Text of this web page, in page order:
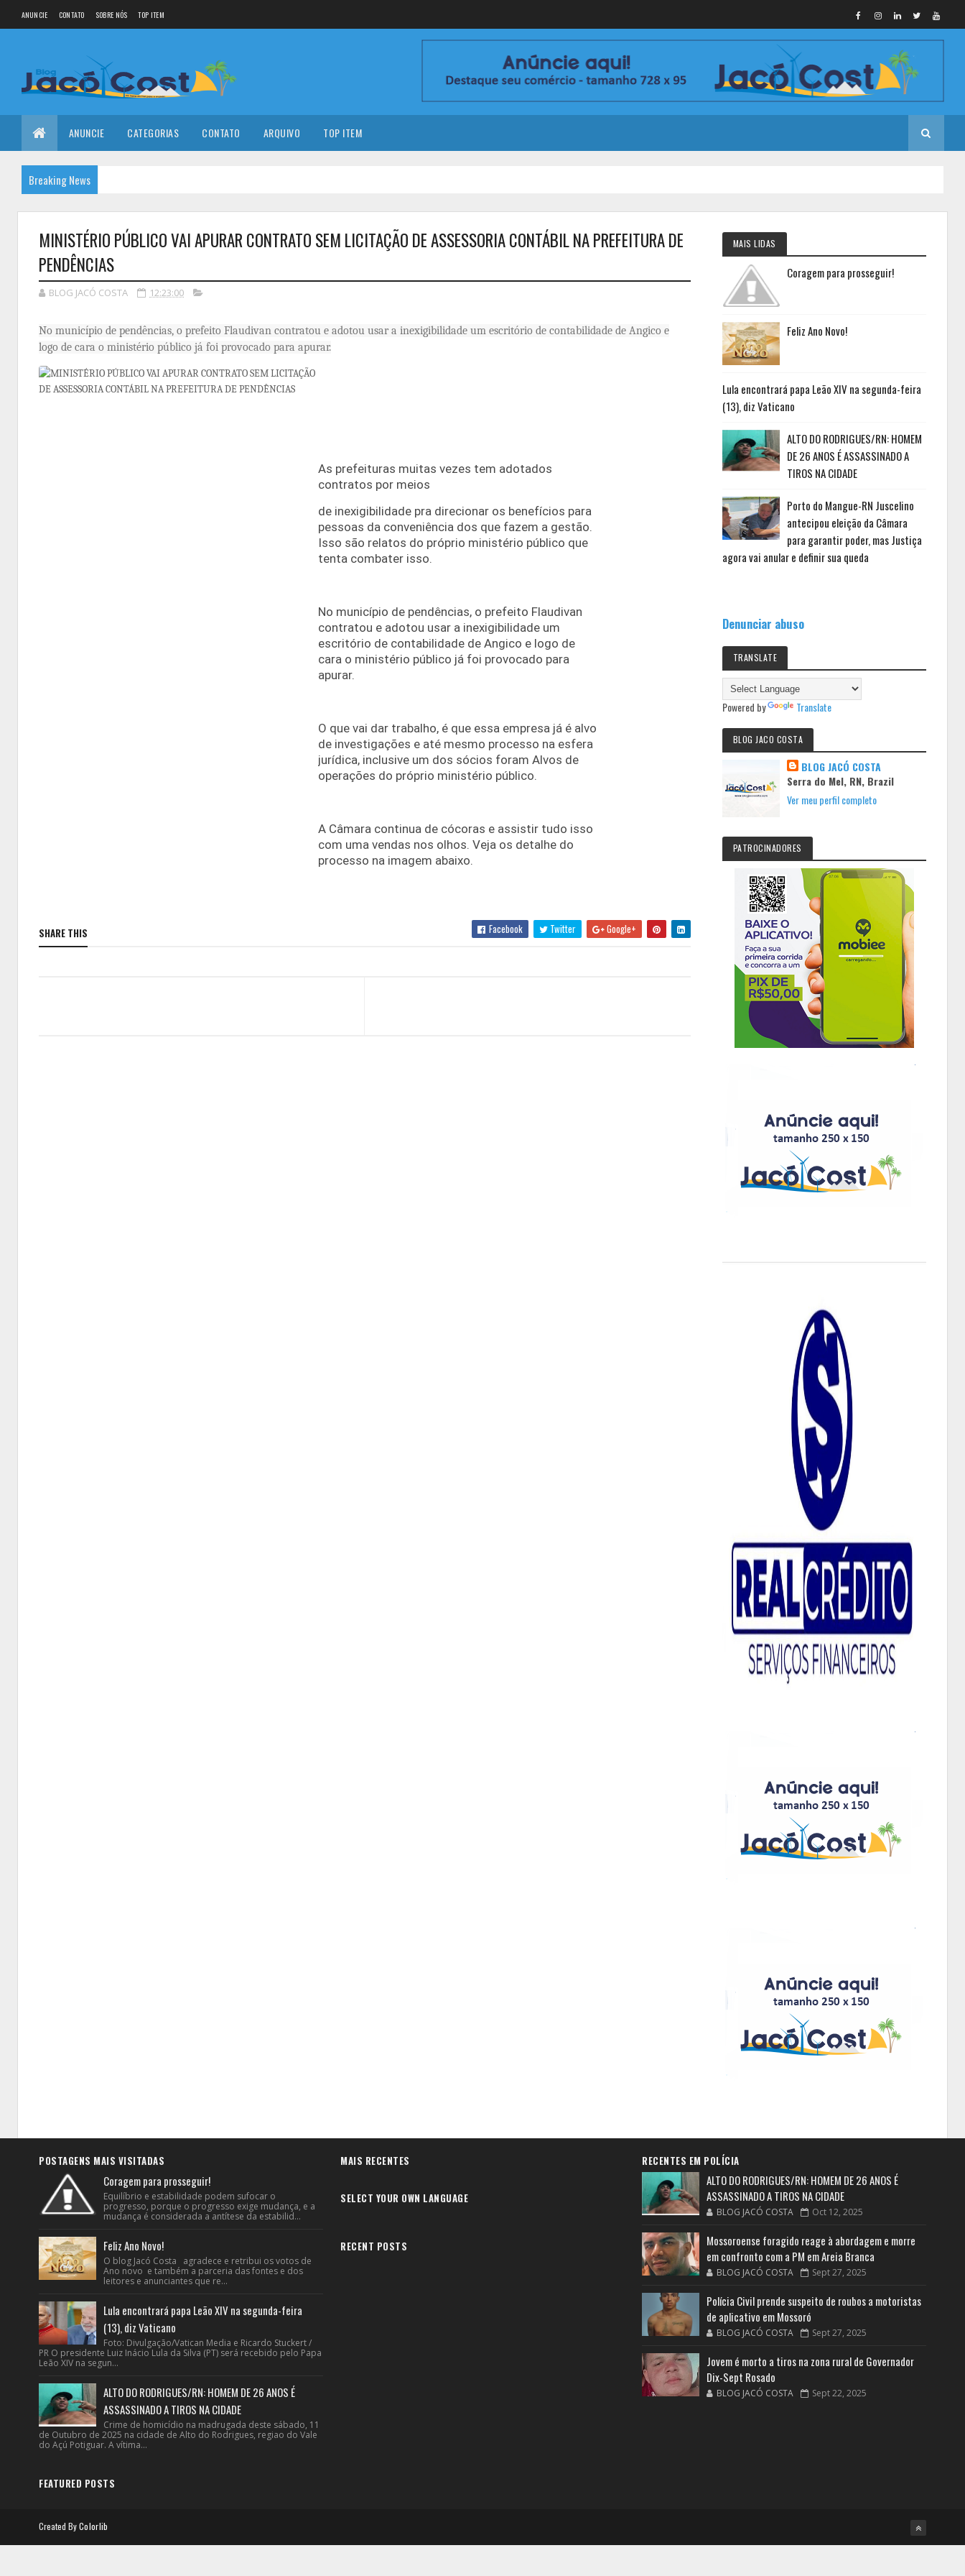
ANUNCIE CONTATO SOBRE NÓS TOP ITEM
ANUNCIE CATEGORIAS CONTATO ARQUIVO TOP ITEM
Breaking News
MINISTÉRIO PÚBLICO VAI APURAR CONTRATO SEM LICITAÇÃO DE ASSESSORIA CONTÁBIL NA PREFEITURA DE
PENDÊNCIAS
BLOG JACÓ COSTA 12:23:00
No município de pendências, o prefeito Flaudivan contratou e adotou usar a inexigibilidade um escritório de contabilidade de Angico e
logo de cara o ministério público já foi provocado para apurar.
As prefeituras muitas vezes tem adotados
contratos por meios
de inexigibilidade pra direcionar os benefícios para
pessoas da conveniência dos que fazem a gestão.
Isso são relatos do próprio ministério público que
tenta combater isso.
No município de pendências, o prefeito Flaudivan
contratou e adotou usar a inexigibilidade um
escritório de contabilidade de Angico e logo de
cara o ministério público já foi provocado para
apurar.
O que vai dar trabalho, é que essa empresa já é alvo
de investigações e até mesmo processo na esfera
jurídica, inclusive um dos sócios foram Alvos de
operações do próprio ministério público.
A Câmara continua de cócoras e assistir tudo isso
com uma vendas nos olhos. Veja os detalhe do
processo na imagem abaixo.
SHARE THIS Facebook Twitter Google+
MAIS LIDAS
Coragem para prosseguir!
Feliz Ano Novo!
Lula encontrará papa Leão XIV na segunda-feira
(13), diz Vaticano
ALTO DO RODRIGUES/RN: HOMEM
DE 26 ANOS É ASSASSINADO A
TIROS NA CIDADE
Porto do Mangue-RN Juscelino
antecipou eleição da Câmara
para garantir poder, mas Justiça
agora vai anular e definir sua queda
Denunciar abuso
TRANSLATE
Powered by Translate
BLOG JACO COSTA
BLOG JACÓ COSTA
Serra do Mel, RN, Brazil
Ver meu perfil completo
PATROCINADORES
POSTAGENS MAIS VISITADAS
Coragem para prosseguir!
Equilíbrio e estabilidade podem sufocar o
progresso, porque o progresso exige mudança, e a
mudança é considerada a antítese da estabilid...
Feliz Ano Novo!
O blog Jacó Costa agradece e retribui os votos de
Ano novo e também a parceria das fontes e dos
leitores e anunciantes que re...
Lula encontrará papa Leão XIV na segunda-feira
(13), diz Vaticano
Foto: Divulgação/Vatican Media e Ricardo Stuckert /
PR O presidente Luiz Inácio Lula da Silva (PT) será recebido pelo Papa
Leão XIV na segun...
ALTO DO RODRIGUES/RN: HOMEM DE 26 ANOS É
ASSASSINADO A TIROS NA CIDADE
Crime de homicídio na madrugada deste sábado, 11
de Outubro de 2025 na cidade de Alto do Rodrigues, regiao do Vale
do Açú Potiguar. A vítima...
FEATURED POSTS
MAIS RECENTES
SELECT YOUR OWN LANGUAGE
RECENT POSTS
RECENTES EM POLÍCIA
ALTO DO RODRIGUES/RN: HOMEM DE 26 ANOS É
ASSASSINADO A TIROS NA CIDADE
BLOG JACÓ COSTA Oct 12, 2025
Mossoroense foragido reage à abordagem e morre
em confronto com a PM em Areia Branca
BLOG JACÓ COSTA Sept 27, 2025
Polícia Civil prende suspeito de roubos a motoristas
de aplicativo em Mossoró
BLOG JACÓ COSTA Sept 27, 2025
Jovem é morto a tiros na zona rural de Governador
Dix-Sept Rosado
BLOG JACÓ COSTA Sept 22, 2025
Created ByColorlib